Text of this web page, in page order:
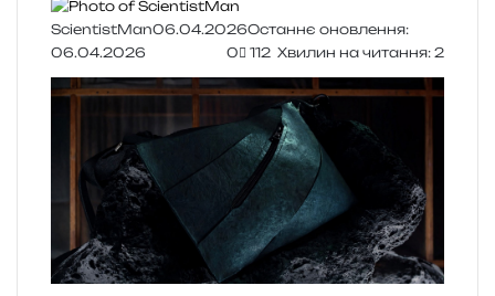
ScientistMan06.04.2026Останнє оновлення:
06.04.2026
0 112 Хвилин на читання: 2